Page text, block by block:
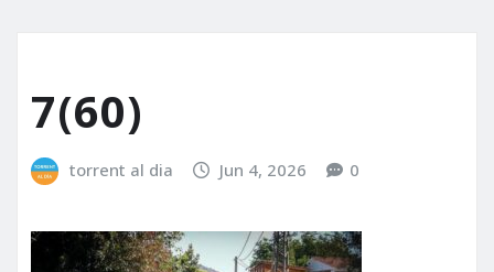
7(60)
torrent al dia Jun 4, 2026 0